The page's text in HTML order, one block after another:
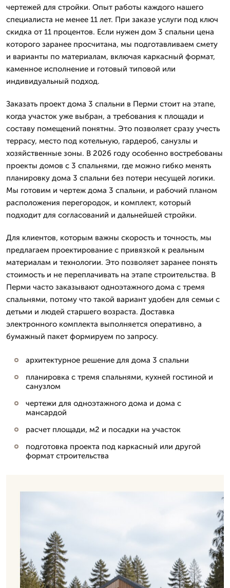
чертежей для стройки. Опыт работы каждого нашего
специалиста не менее 11 лет. При заказе услуги под ключ
скидка от 11 процентов. Если нужен дом 3 спальни цена
которого заранее просчитана, мы подготавливаем смету
и варианты по материалам, включая каркасный формат,
каменное исполнение и готовый типовой или
индивидуальный подход.
Заказать проект дома 3 спальни в Перми стоит на этапе,
когда участок уже выбран, а требования к площади и
составу помещений понятны. Это позволяет сразу учесть
террасу, место под котельную, гардероб, санузлы и
хозяйственные зоны. В 2026 году особенно востребованы
проекты домов с 3 спальнями, где можно гибко менять
планировку дома 3 спальни без потери несущей логики.
Мы готовим и чертеж дома 3 спальни, и рабочий планом
расположения перегородок, и комплект, который
подходит для согласований и дальнейшей стройки.
Для клиентов, которым важны скорость и точность, мы
предлагаем проектирование с привязкой к реальным
материалам и технологии. Это позволяет заранее понять
стоимость и не переплачивать на этапе строительства. В
Перми часто заказывают одноэтажного дома с тремя
спальнями, потому что такой вариант удобен для семьи с
детьми и людей старшего возраста. Доставка
электронного комплекта выполняется оперативно, а
бумажный пакет формируем по запросу.
архитектурное решение для дома 3 спальни
планировка с тремя спальнями, кухней гостиной и
санузлом
чертежи для одноэтажного дома и дома с
мансардой
расчет площади, м2 и посадки на участок
подготовка проекта под каркасный или другой
формат строительства